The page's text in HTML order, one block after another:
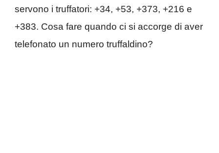
servono i truffatori: +34, +53, +373, +216 e
+383. Cosa fare quando ci si accorge di aver
telefonato un numero truffaldino?